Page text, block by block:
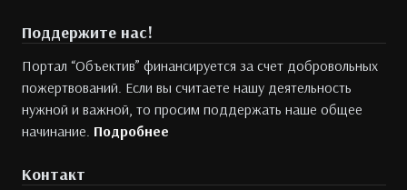
Поддержите нас!
Портал “Объектив” финансируется за счет добровольных
пожертвований. Если вы считаете нашу деятельность
нужной и важной, то просим поддержать наше общее
начинание. Подробнее
Контакт